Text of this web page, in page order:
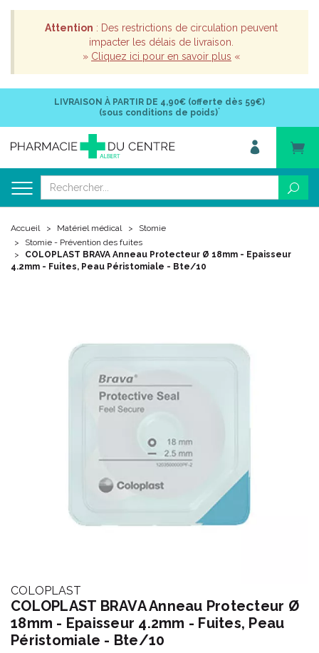
Attention : Des restrictions de circulation peuvent
impacter les délais de livraison.
» Cliquez ici pour en savoir plus «
LIVRAISON À PARTIR DE 4,90€ (offerte dès 59€)
(sous conditions de poids)*
Accueil Matériel médical
Stomie
Stomie - Prévention des fuites
COLOPLAST BRAVA Anneau Protecteur Ø 18mm - Epaisseur
4.2mm - Fuites, Peau Péristomiale - Bte/10
COLOPLAST
COLOPLAST BRAVA Anneau Protecteur Ø
18mm - Epaisseur 4.2mm - Fuites, Peau
Péristomiale - Bte/10